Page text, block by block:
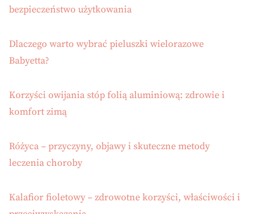
bezpieczeństwo użytkowania
Dlaczego warto wybrać pieluszki wielorazowe
Babyetta?
Korzyści owijania stóp folią aluminiową: zdrowie i
komfort zimą
Różyca – przyczyny, objawy i skuteczne metody
leczenia choroby
Kalafior fioletowy – zdrowotne korzyści, właściwości i